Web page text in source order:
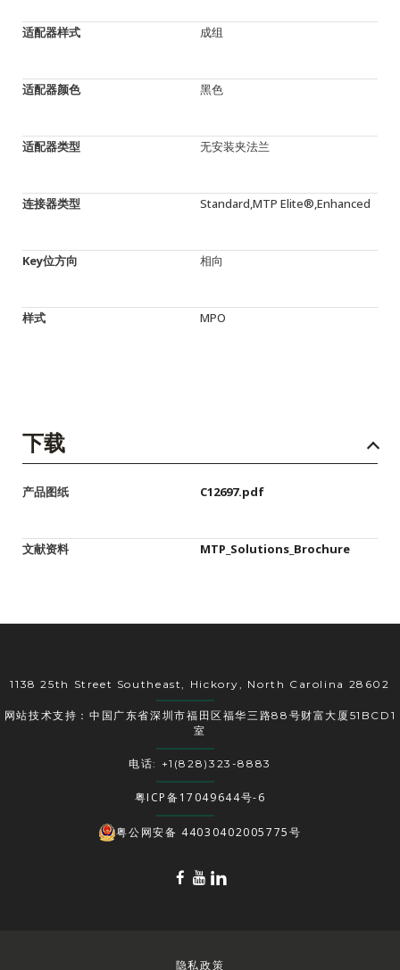
适配器样式 成组
适配器颜色 黑色
适配器类型 无安装夹法兰
连接器类型 Standard,MTP Elite®,Enhanced
Key位方向 相向
样式 MPO
下载
产品图纸 C12697.pdf
文献资料 MTP_Solutions_Brochure
1138 25th Street Southeast, Hickory, North Carolina 28602
网站技术支持：中国广东省深圳市福田区福华三路88号财富大厦51BCD1
室
电话: +1(828)323-8883
粤ICP备17049644号-6
粤公网安备 44030402005775号
隐私政策